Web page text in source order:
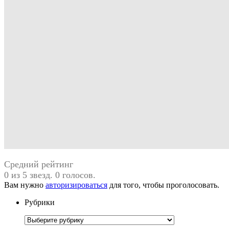
Средний рейтинг
0 из 5 звезд. 0 голосов.
Вам нужно авторизироваться для того, чтобы проголосовать.
Рубрики
Рубрики